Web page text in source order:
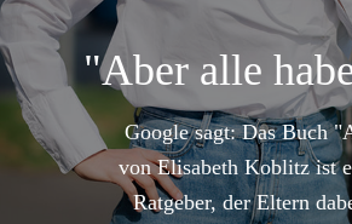
"Aber alle
Google sagt: Das Buch
von Elisabeth Koblitz ist
Ratgeber, der Eltern